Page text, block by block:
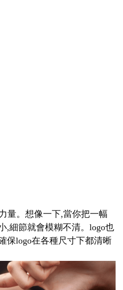
量。想像一下,當你把一幅
,細節就會模糊不清。logo也
保logo在各種尺寸下都清晰